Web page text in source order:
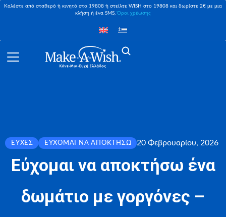
Καλέστε από σταθερό ή κινητό στο 19808 ή στείλτε WISH στο 19808 και δωρίστε 2€ με μια
κλήση ή ένα SMS,Όροι χρέωσης
ΕΥΧΈΣ ΕΎΧΟΜΑΙ ΝΑ ΑΠΟΚΤΉΣΩ 20 Φεβρουαρίου, 2026
Εύχομαι να αποκτήσω ένα
δωμάτιο με γοργόνες –